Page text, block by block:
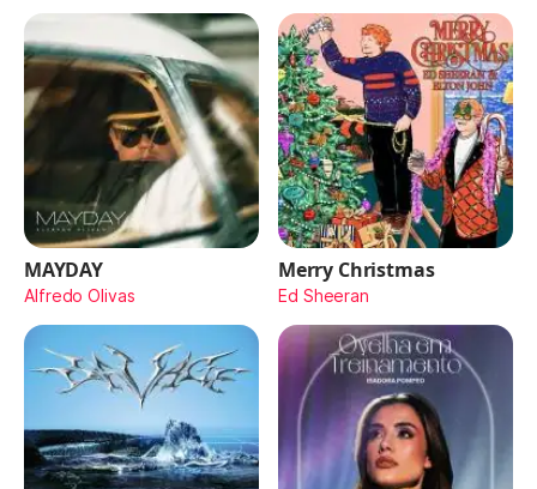
MAYDAY
Alfredo Olivas
Merry Christmas
Ed Sheeran